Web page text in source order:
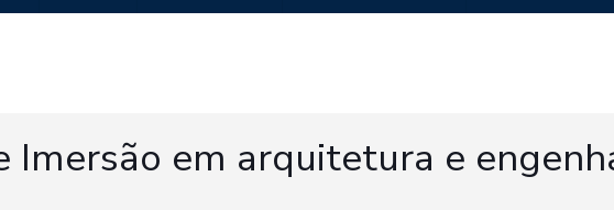
Imersão em arquitetura e